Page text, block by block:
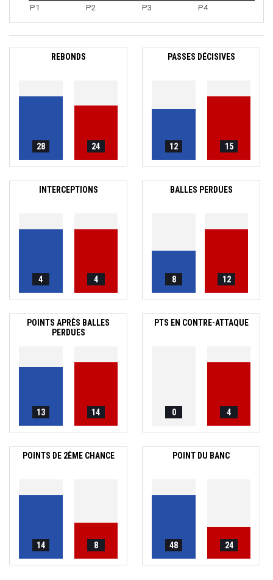
P1 P2 P3 P4
REBONDS
28 24
PASSES DÉCISIVES
12 15
INTERCEPTIONS
4 4
BALLES PERDUES
8 12
POINTS APRÈS BALLES
PERDUES
13 14
PTS EN CONTRE-ATTAQUE
0 4
POINTS DE 2ÈME CHANCE
14 8
POINT DU BANC
48 24